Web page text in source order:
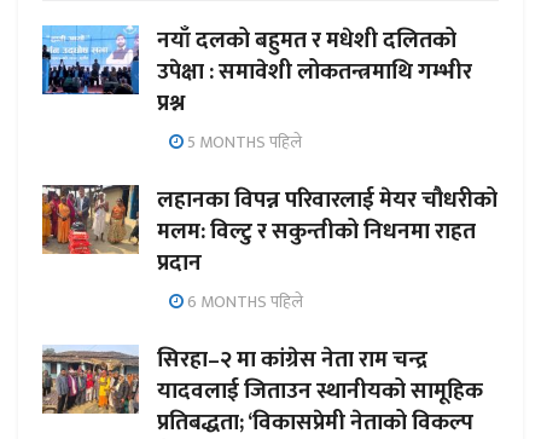
नयाँ दलको बहुमत र मधेशी दलितको
उपेक्षा : समावेशी लोकतन्त्रमाथि गम्भीर
प्रश्न
5 MONTHS पहिले
लहानका विपन्न परिवारलाई मेयर चौधरीको
मलम: विल्टु र सकुन्तीको निधनमा राहत
प्रदान
6 MONTHS पहिले
सिरहा–२ मा कांग्रेस नेता राम चन्द्र
यादवलाई जिताउन स्थानीयको सामूहिक
प्रतिबद्धता; ‘विकासप्रेमी नेताको विकल्प